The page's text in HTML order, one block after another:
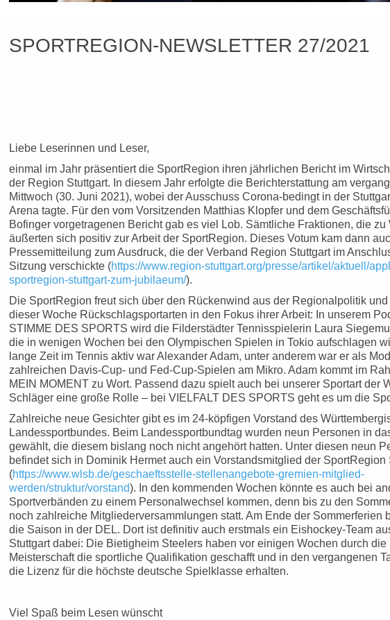
SPORTREGION-NEWSLETTER 27/2021
Liebe Leserinnen und Leser,
einmal im Jahr präsentiert die SportRegion ihren jährlichen Bericht im
der Region Stuttgart. In diesem Jahr erfolgte die Berichterstattung am
Mittwoch (30. Juni 2021), wobei der Ausschuss Corona-bedingt in der
Arena tagte. Für den vom Vorsitzenden Matthias Klopfer und dem
Bofinger vorgetragenen Bericht gab es viel Lob. Sämtliche Fraktionen, die zu
äußerten sich positiv zur Arbeit der SportRegion. Dieses Votum kam dann
Pressemitteilung zum Ausdruck, die der Verband Region Stuttgart im
Sitzung verschickte (https://www.region-stuttgart.org/presse/artikel/aktuell/
sportregion-stuttgart-zum-jubilaeum/).
Die SportRegion freut sich über den Rückenwind aus der Regionalpolitik
dieser Woche Rückschlagsportarten in den Fokus ihrer Arbeit: In unserem
STIMME DES SPORTS wird die Filderstädter Tennisspielerin Laura
die in wenigen Wochen bei den Olympischen Spielen in Tokio aufschlagen
lange Zeit im Tennis aktiv war Alexander Adam, unter anderem war er als
zahlreichen Davis-Cup- und Fed-Cup-Spielen am Mikro. Adam kommt im
MEIN MOMENT zu Wort. Passend dazu spielt auch bei unserer Sportart der
Schläger eine große Rolle – bei VIELFALT DES SPORTS geht es um die
Zahlreiche neue Gesichter gibt es im 24-köpfigen Vorstand des
Landessportbundes. Beim Landessportbundtag wurden neun Personen in
gewählt, die diesem bislang noch nicht angehört hatten. Unter diesen neun
befindet sich in Dominik Hermet auch ein Vorstandsmitglied der SportRegion
(https://www.wlsb.de/geschaeftsstelle-stellenangebote-gremien-mitglied-
werden/struktur/vorstand). In den kommenden Wochen könnte es auch bei
Sportverbänden zu einem Personalwechsel kommen, denn bis zu den
noch zahlreiche Mitgliederversammlungen statt. Am Ende der Sommerferien
die Saison in der DEL. Dort ist definitiv auch erstmals ein Eishockey-Team
Stuttgart dabei: Die Bietigheim Steelers haben vor einigen Wochen durch die
Meisterschaft die sportliche Qualifikation geschafft und in den vergangenen
die Lizenz für die höchste deutsche Spielklasse erhalten.
Viel Spaß beim Lesen wünscht